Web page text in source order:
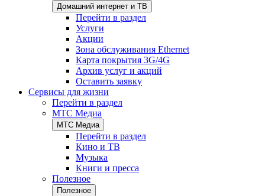
Домашний интернет и ТВ
Перейти в раздел
Услуги
Акции
Зона обслуживания Ethernet
Карта покрытия 3G/4G
Архив услуг и акций
Оставить заявку
Сервисы для жизни
Перейти в раздел
МТС Медиа
МТС Медиа
Перейти в раздел
Кино и ТВ
Музыка
Книги и пресса
Полезное
Полезное